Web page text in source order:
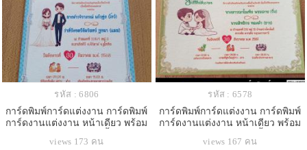
รหัส : 6806
การ์ดพิมพ์การ์ดแต่งงาน การ์ดพิมพ์
การ์ดงานแต่งงาน หน้าเดียว พร้อม
views 173 คน
รหัส : 6578
การ์ดพิมพ์การ์ดแต่งงาน การ์ดพิมพ์
การ์ดงานแต่งงาน หน้าเดียว พร้อม
views 167 คน